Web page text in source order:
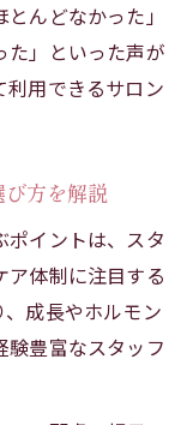
んどなかった」
た」といった声が
利用できるサロン
方を解説
ポイントは、スタ
ア体制に注目する
成長やホルモン
験豊富なスタッフ